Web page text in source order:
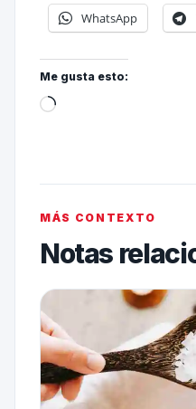
WhatsApp
Me gusta esto:
MÁS CONTEXTO
Notas